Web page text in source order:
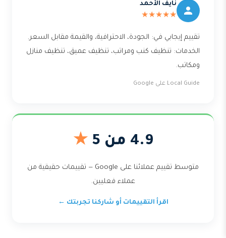
نايف الأحمد
★★★★★
تقييم إيجابي في: الجودة، الاحترافية، والقيمة مقابل السعر.
الخدمات: تنظيف كنب ومراتب، تنظيف عميق، تنظيف منازل
ومكاتب.
Local Guide على Google
4.9 من 5 ★
متوسط تقييم عملائنا على Google — تقييمات حقيقية من
عملاء فعليين.
اقرأ التقييمات أو شاركنا تجربتك ←